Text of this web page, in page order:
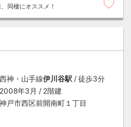
同棲にオススメ！
神・山手線伊川谷駅 / 徒歩3分
年3月 / 2階建
戸市西区前開南町１丁目